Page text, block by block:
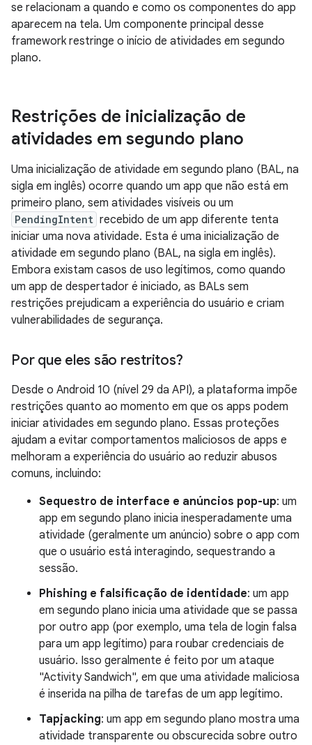
se relacionam a quando e como os componentes do app
aparecem na tela. Um componente principal desse
framework restringe o início de atividades em segundo
plano.
Restrições de inicialização de
atividades em segundo plano
Uma inicialização de atividade em segundo plano (BAL, na
sigla em inglês) ocorre quando um app que não está em
primeiro plano, sem atividades visíveis ou um
PendingIntent recebido de um app diferente tenta
iniciar uma nova atividade. Esta é uma inicialização de
atividade em segundo plano (BAL, na sigla em inglês).
Embora existam casos de uso legítimos, como quando
um app de despertador é iniciado, as BALs sem
restrições prejudicam a experiência do usuário e criam
vulnerabilidades de segurança.
Por que eles são restritos?
Desde o Android 10 (nível 29 da API), a plataforma impõe
restrições quanto ao momento em que os apps podem
iniciar atividades em segundo plano. Essas proteções
ajudam a evitar comportamentos maliciosos de apps e
melhoram a experiência do usuário ao reduzir abusos
comuns, incluindo:
Sequestro de interface e anúncios pop-up: um
app em segundo plano inicia inesperadamente uma
atividade (geralmente um anúncio) sobre o app com
que o usuário está interagindo, sequestrando a
sessão.
Phishing e falsificação de identidade: um app
em segundo plano inicia uma atividade que se passa
por outro app (por exemplo, uma tela de login falsa
para um app legítimo) para roubar credenciais de
usuário. Isso geralmente é feito por um ataque
"Activity Sandwich", em que uma atividade maliciosa
é inserida na pilha de tarefas de um app legítimo.
Tapjacking: um app em segundo plano mostra uma
atividade transparente ou obscurecida sobre outro